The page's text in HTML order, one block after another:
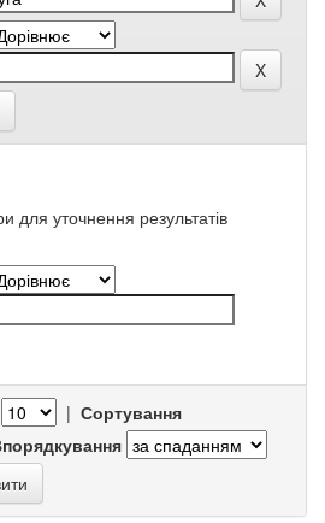
для уточнення результатів
| Сортування